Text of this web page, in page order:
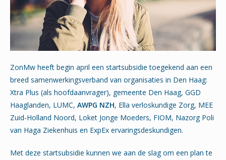
ZonMw heeft begin april een startsubsidie toegekend aan een
breed samenwerkingsverband van organisaties in Den Haag:
Xtra Plus (als hoofdaanvrager), gemeente Den Haag, GGD
Haaglanden, LUMC, AWPG NZH, Ella verloskundige Zorg, MEE
Zuid-Holland Noord, Loket Jonge Moeders, FIOM, Nazorg Poli
van Haga Ziekenhuis en ExpEx ervaringsdeskundigen.
Met deze startsubsidie kunnen we aan de slag om een plan te